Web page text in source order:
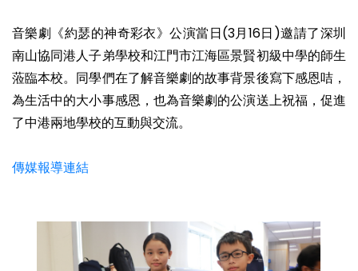
音樂劇《約瑟的神奇彩衣》公演當日(3月16日)邀請了深圳
南山協同港人子弟學校和江門市江海區景賢初級中學的師生
蒞臨本校。同學們在了解音樂劇的故事背景後寫下感恩咭，
為生活中的大小事感恩，也為音樂劇的公演送上祝福，促進
了中港兩地學校的互動與交流。
傳媒報導連結